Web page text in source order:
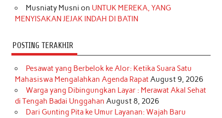
Musniaty Musni on UNTUK MEREKA, YANG
MENYISAKAN JEJAK INDAH DI BATIN
POSTING TERAKHIR
Pesawat yang Berbelok ke Alor: Ketika Suara Satu
Mahasiswa Mengalahkan Agenda RapatAugust 9, 2026
Warga yang Dibingungkan Layar : Merawat Akal Sehat
di Tengah Badai Unggahan August 8, 2026
Dari Gunting Pita ke Umur Layanan: Wajah Baru